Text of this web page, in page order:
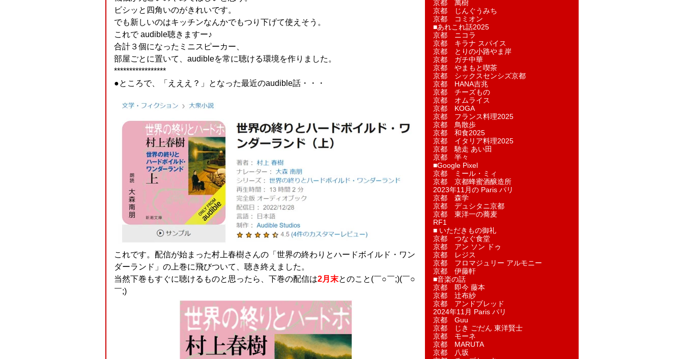
ビシッと四角いのがきれいです。
でも新しいのはキッチンなんかでもつり下げて使えそう。
これで audible聴きますー♪
合計３個になったミニスピーカー、
部屋ごとに置いて、audibleを常に聴ける環境を作りました。
*****************
●ところで、「えええ？」となった最近のaudible話・・・
これです。配信が始まった村上春樹さんの「世界の終わりとハードボイルド・ワン
ダーランド」の上巻に飛びついて、聴き終えました。
当然下巻もすぐに聴けるものと思ったら、下巻の配信は2月末とのこと(￣○￣;)(￣○
￣;)
京都 萬樹
京都 じんぐうみち
京都 コミオン
■あれこれ話2025
京都 ニコラ
京都 キラナ スパイス
京都 とりの小路やま岸
京都 ガチ中華
京都 やまもと喫茶
京都 シックスセンシズ京都
京都 HANA吉兆
京都 チーズもの
京都 オムライス
京都 KOGA
京都 フランス料理2025
京都 鳥散歩
京都 和食2025
京都 イタリア料理2025
京都 馳走 あい田
京都 半々
■Google Pixel
京都 ミール・ミィ
京都 京都蜂蜜酒醸造所
2023年11月の Paris パリ
京都 森学
京都 デュシタニ京都
京都 東洋一の蕎麦
RF1
■ いただきもの御礼
京都 つなぐ食堂
京都 アン ソン ドゥ
京都 レジス
京都 フロマジュリー アルモニー
京都 伊藤軒
■音楽の話
京都 即今 藤本
京都 辻布紗
京都 アンドブレッド
2024年11月 Paris パリ
京都 Guu
京都 じき ごだん 東洋賢士
京都 モーネ
京都 MARUTA
京都 八坂